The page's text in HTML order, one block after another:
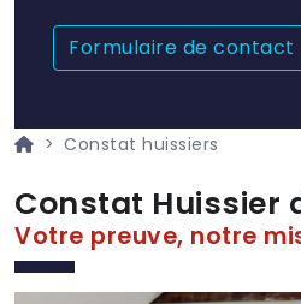
Formulaire de contact
Constat huissiers
Constat Huissier
Votre preuve, notre